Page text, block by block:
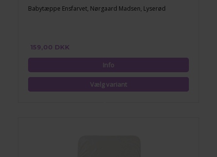
Babytæppe Ensfarvet, Nørgaard Madsen, Lyserød
159,00 DKK